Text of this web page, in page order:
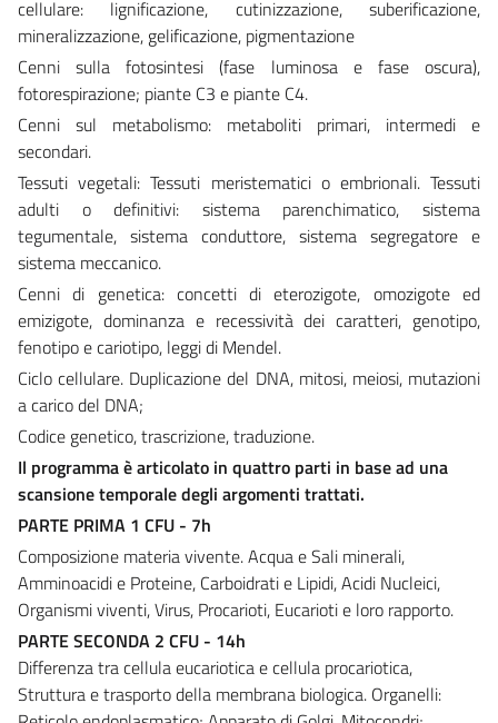
cellulare: lignificazione, cutinizzazione, suberificazione,
mineralizzazione, gelificazione, pigmentazione
Cenni sulla fotosintesi (fase luminosa e fase oscura),
fotorespirazione; piante C3 e piante C4.
Cenni sul metabolismo: metaboliti primari, intermedi e
secondari.
Tessuti vegetali: Tessuti meristematici o embrionali. Tessuti
adulti o definitivi: sistema parenchimatico, sistema
tegumentale, sistema conduttore, sistema segregatore e
sistema meccanico.
Cenni di genetica: concetti di eterozigote, omozigote ed
emizigote, dominanza e recessività dei caratteri, genotipo,
fenotipo e cariotipo, leggi di Mendel.
Ciclo cellulare. Duplicazione del DNA, mitosi, meiosi, mutazioni
a carico del DNA;
Codice genetico, trascrizione, traduzione.
Il programma è articolato in quattro parti in base ad una
scansione temporale degli argomenti trattati.
PARTE PRIMA 1 CFU - 7h
Composizione materia vivente. Acqua e Sali minerali,
Amminoacidi e Proteine, Carboidrati e Lipidi, Acidi Nucleici,
Organismi viventi, Virus, Procarioti, Eucarioti e loro rapporto.
PARTE SECONDA 2 CFU - 14h
Differenza tra cellula eucariotica e cellula procariotica,
Struttura e trasporto della membrana biologica. Organelli: